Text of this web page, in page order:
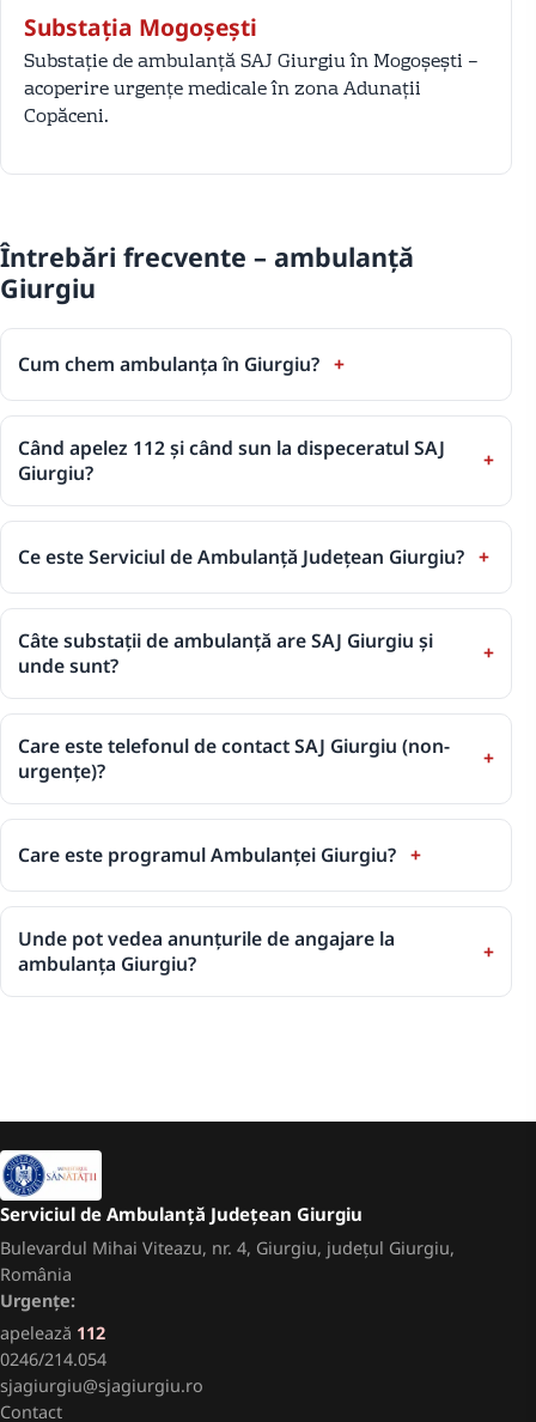
Substația Mogoșești
Substație de ambulanță SAJ Giurgiu în Mogoșești –
acoperire urgențe medicale în zona Adunații
Copăceni.
Întrebări frecvente – ambulanță
Giurgiu
Cum chem ambulanța în Giurgiu?
Când apelez 112 și când sun la dispeceratul SAJ
Giurgiu?
Ce este Serviciul de Ambulanță Județean Giurgiu?
Câte substații de ambulanță are SAJ Giurgiu și
unde sunt?
Care este telefonul de contact SAJ Giurgiu (non-
urgențe)?
Care este programul Ambulanței Giurgiu?
Unde pot vedea anunțurile de angajare la
ambulanța Giurgiu?
Serviciul de Ambulanță Județean Giurgiu
Bulevardul Mihai Viteazu, nr. 4, Giurgiu, județul Giurgiu,
România
Urgențe:
apelează 112
0246/214.054
sjagiurgiu@sjagiurgiu.ro
Contact